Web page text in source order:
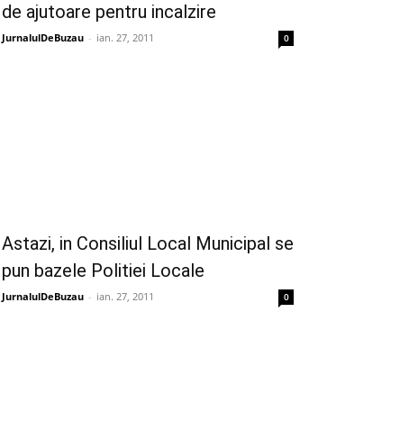
de ajutoare pentru incalzire
JurnalulDeBuzau - ian. 27, 2011 0
Astazi, in Consiliul Local Municipal se
pun bazele Politiei Locale
JurnalulDeBuzau - ian. 27, 2011 0